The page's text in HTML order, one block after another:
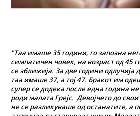
"Таа имаше 35 години, го запозна
симпатичен човек, на возраст од 45
се зближија. За две години одлучија
таа имаше 37, а тој 47. Бракот им
супер се додека после една година
роди малата Грејс. Девојчето до
не се разликуваше од останатите, а